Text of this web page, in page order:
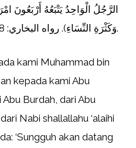
‌الرَّجُلُ ‌الْوَاحِدُ ‌يَتْبَعُهُ ‌أَرْبَعُونَ
‌وَكَثْرَةِ ‌النِّسَاءِ). رواه البخاري: 2/513/1348.
kami Muhammad bin
kepada kami Abu
Burdah, dari Abu
Nabi shallallahu ‘alaihi
‘Sungguh akan datang